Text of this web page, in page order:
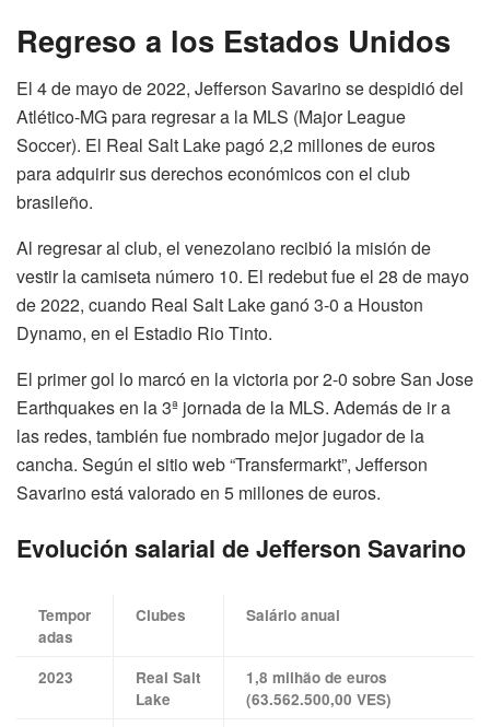
Regreso a los Estados Unidos
El 4 de mayo de 2022, Jefferson Savarino se despidió del
Atlético-MG para regresar a la MLS (Major League
Soccer). El Real Salt Lake pagó 2,2 millones de euros
para adquirir sus derechos económicos con el club
brasileño.
Al regresar al club, el venezolano recibió la misión de
vestir la camiseta número 10. El redebut fue el 28 de mayo
de 2022, cuando Real Salt Lake ganó 3-0 a Houston
Dynamo, en el Estadio Rio Tinto.
El primer gol lo marcó en la victoria por 2-0 sobre San Jose
Earthquakes en la 3ª jornada de la MLS. Además de ir a
las redes, también fue nombrado mejor jugador de la
cancha. Según el sitio web “Transfermarkt”, Jefferson
Savarino está valorado en 5 millones de euros.
Evolución salarial de Jefferson Savarino
Tempor
adas
Clubes Salário anual
2023
Real Salt
Lake
1,8 milhão de euros
(63.562.500,00 VES)